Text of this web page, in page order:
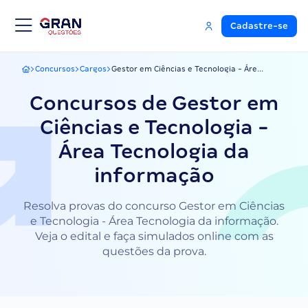
Cadastre-se
Gran Questões
Concursos Cargos Gestor em Ciências e Tecnologia - Áre...
Concursos de Gestor em
Ciências e Tecnologia -
Área Tecnologia da
informação
Resolva provas do concurso Gestor em Ciências
e Tecnologia - Área Tecnologia da informação.
Veja o edital e faça simulados online com as
questões da prova.